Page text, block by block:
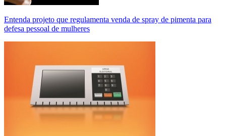
Entenda projeto que regulamenta venda de spray de pimenta para
defesa pessoal de mulheres